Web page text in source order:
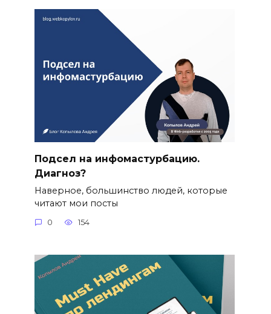
Подсел на инфомастурбацию.
Диагноз?
Наверное, большинство людей, которые
читают мои посты
0 154